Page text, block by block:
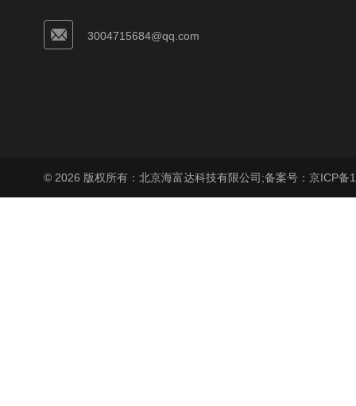
3004715684@qq.com
© 2026 版权所有：北京海富达科技有限公司;备案号：京ICP备